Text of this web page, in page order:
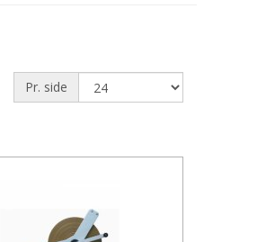
Pr. side